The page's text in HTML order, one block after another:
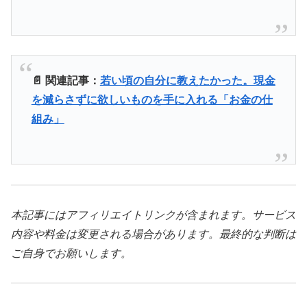
📄 関連記事： 若い頃の自分に教えたかった。現金
を減らさずに欲しいものを手に入れる「お金の仕
組み」
本記事にはアフィリエイトリンクが含まれます。サービス
内容や料金は変更される場合があります。最終的な判断は
ご自身でお願いします。